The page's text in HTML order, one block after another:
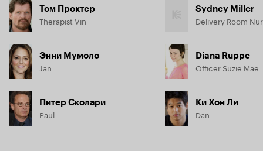
Том Проктер
Therapist Vin
Энни Мумоло
Jan
Питер Сколари
Paul
Sydney Miller
Delivery Room
Diana Ruppe
Officer Suzie Mae
Ки Хон Ли
Dan